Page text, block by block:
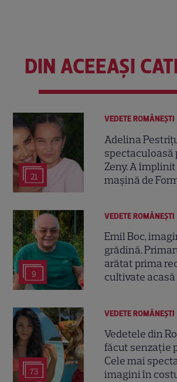
DIN ACEEAȘI
21
VEDETE ROMÂNEŞTI
Adelina
spectaculoasă
Zeny. A
mașină de
9
VEDETE ROMÂNEŞTI
Emil Boc,
grădină.
arătat prima
cultivate acasă
73
VEDETE ROMÂNEŞTI
Vedetele din
făcut senzație
Cele mai
imagini în